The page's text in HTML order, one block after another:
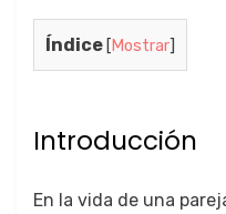
Índice [Mostrar]
Introducción
En la vida de una